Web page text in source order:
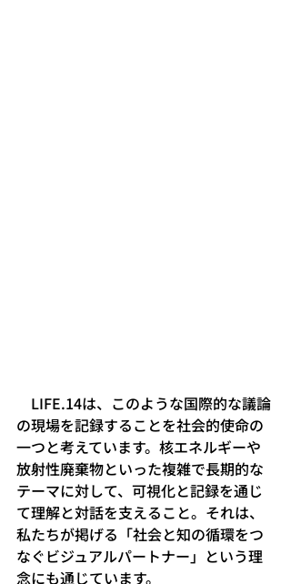
LIFE.14は、このような国際的な議論
の現場を記録することを社会的使命の
一つと考えています。核エネルギーや
放射性廃棄物といった複雑で長期的な
テーマに対して、可視化と記録を通じ
て理解と対話を支えること。それは、
私たちが掲げる「社会と知の循環をつ
なぐビジュアルパートナー」という理
念にも通じています。